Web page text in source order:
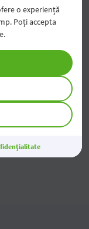
Juridice
o experiență
Poți accepta